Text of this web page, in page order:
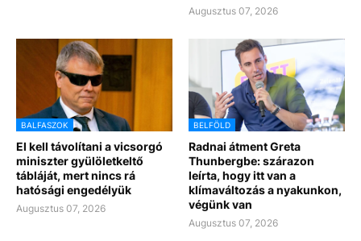
Augusztus 07, 2026
BALFASZOK
El kell távolítani a vicsorgó
miniszter gyülöletkeltő
tábláját, mert nincs rá
hatósági engedélyük
Augusztus 07, 2026
BELFÖLD
Radnai átment Greta
Thunbergbe: szárazon
leírta, hogy itt van a
klímaváltozás a nyakunkon,
végünk van
Augusztus 07, 2026